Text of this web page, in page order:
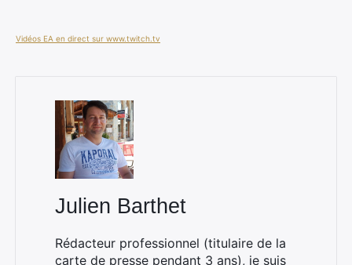
Vidéos EA en direct sur www.twitch.tv
Julien Barthet
Rédacteur professionnel (titulaire de la
carte de presse pendant 3 ans), je suis